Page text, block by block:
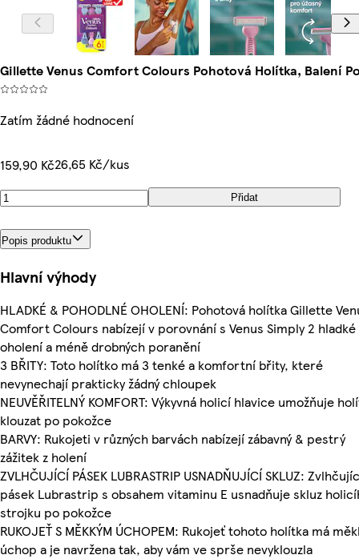
Gillette Venus Comfort Colours Pohotová Holítka, Balení
Zatím žádné hodnocení
159,90 Kč26,65 Kč/kus
Přidat
Popis produktu
Hlavní výhody
HLADKÉ & POHODLNÉ OHOLENÍ: Pohotová holítka Gillette
Comfort Colours nabízejí v porovnání s Venus Simply 2 hladké
oholení a méně drobných poranění
3 BŘITY: Toto holítko má 3 tenké a komfortní břity, které
nevynechají prakticky žádný chloupek
NEUVĚŘITELNÝ KOMFORT: Výkyvná holicí hlavice umožňuje
klouzat po pokožce
BARVY: Rukojeti v různých barvách nabízejí zábavný & pestrý
zážitek z holení
ZVLHČUJÍCÍ PÁSEK LUBRASTRIP USNADŇUJÍCÍ SKLUZ:
pásek Lubrastrip s obsahem vitaminu E usnadňuje skluz
strojku po pokožce
RUKOJEŤ S MĚKKÝM ÚCHOPEM: Rukojeť tohoto holítka má
úchop a je navržena tak, aby vám ve sprše nevyklouzla